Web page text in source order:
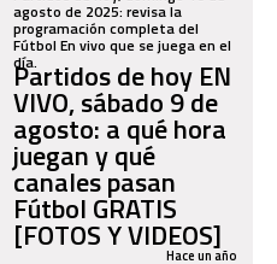
agosto de 2025: revisa la
programación completa del
Fútbol En vivo que se juega en el
día.
Partidos de hoy EN
VIVO, sábado 9 de
agosto: a qué hora
juegan y qué
canales pasan
Fútbol GRATIS
[FOTOS Y VIDEOS]
Hace un año